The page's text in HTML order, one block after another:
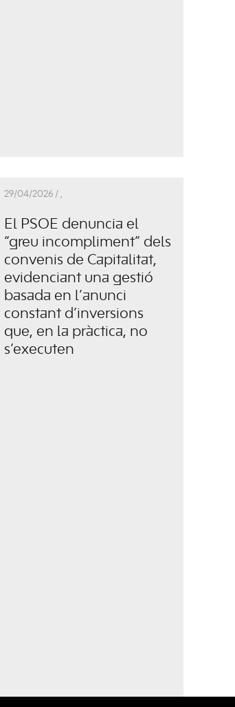
29/04/2026 / ,
El PSOE denuncia el
“greu incompliment” dels
convenis de Capitalitat,
evidenciant una gestió
basada en l’anunci
constant d’inversions
que, en la pràctica, no
s’executen